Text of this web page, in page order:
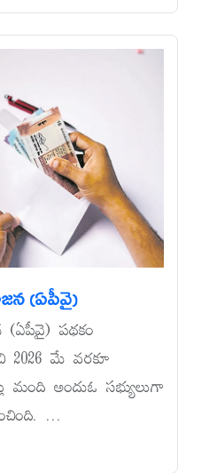
(ఏపీవై)
పథకం
2026 మే వరకూ
మంది అందుఓ సభ్యులుగా
...